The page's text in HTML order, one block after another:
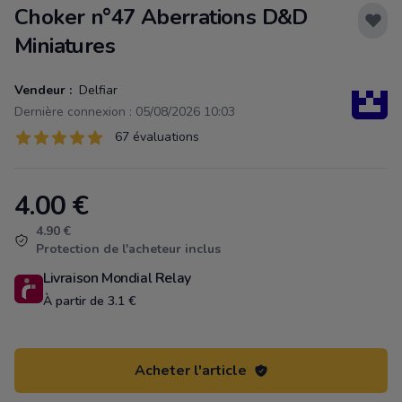
Choker n°47 Aberrations D&D
Miniatures
Vendeur : Delfiar
Dernière connexion : 05/08/2026 10:03
Évaluations
67 sur 5 étoiles 67 évaluations
Product information
4.00€
4.90 €
Protection de l'acheteur inclus
Livraison Mondial Relay
À partir de 3.1 €
Acheter l'article